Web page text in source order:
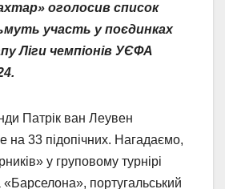
оголосив список
участь у поєдинках
Ліги чемпіонів УЄФА
Патрік ван Леувен
на 33 підопічних. Нагадаємо,
у груповому турнірі
«Барселона», португальський